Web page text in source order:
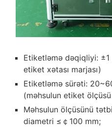
Etiketləmə dəqiqliyi:
etiket xətası marjası)
Etiketləmə sürəti:
(məhsulun etiket
Məhsulun ölçüsünü
diametri ≤￠100 mm;